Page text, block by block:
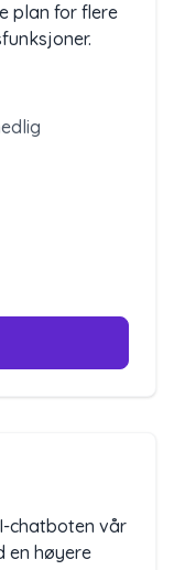
plan for flere
chatboten vår
en høyere